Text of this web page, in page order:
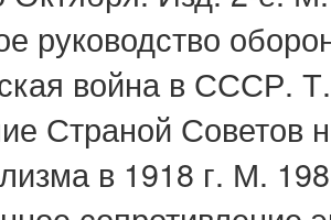
руководство
война в СССР.
Страной Советов
в 1918 г. М.